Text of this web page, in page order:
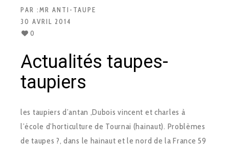
PAR :MR ANTI-TAUPE
30 AVRIL 2014
0
Actualités taupes-
taupiers
les taupiers d’antan ,Dubois vincent et charles à
l’école d’horticulture de Tournai (hainaut). Problèmes
de taupes ?, dans le hainaut et le nord de la France 59